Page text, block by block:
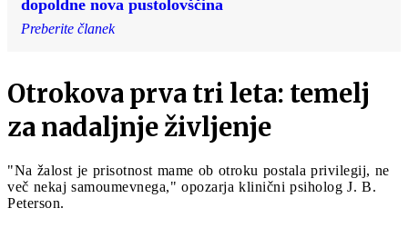
dopoldne nova pustolovščina
Preberite članek
Otrokova prva tri leta: temelj
za nadaljnje življenje
"Na žalost je prisotnost mame ob otroku postala privilegij, ne
več nekaj samoumevnega," opozarja klinični psiholog J. B.
Peterson.